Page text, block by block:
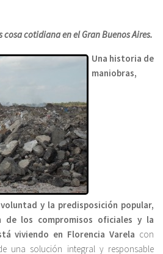
cosa cotidiana en el Gran Buenos Aires.
Una historia de
maniobras,
y la predisposición popular,
de los compromisos oficiales y la
viviendo en Florencia Varela con
una solución integral y responsable